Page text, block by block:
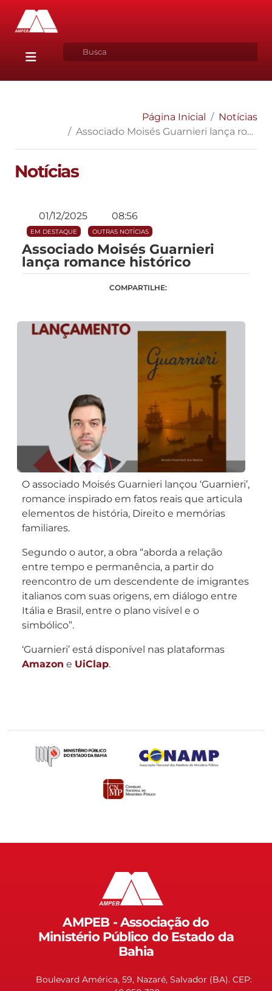
Página Inicial
Notícias
Associado Moisés Guarnieri lança romance histórico
Notícias
01/12/2025 08:56
EM DESTAQUE OUTRAS NOTÍCIAS
Associado Moisés Guarnieri
lança romance histórico
COMPARTILHE:
O associado Moisés Guarnieri lançou ‘Guarnieri’,
romance inspirado em fatos reais que articula
elementos de história, Direito e memórias
familiares.
Segundo o autor, a obra “aborda a relação
entre tempo e permanência, a partir do
reencontro de um descendente de imigrantes
italianos com suas origens, em diálogo entre
Itália e Brasil, entre o plano visível e o
simbólico”.
‘Guarnieri’ está disponível nas plataformas
Amazon e UiClap.
AMPEB - Associação do
Ministério Público do Estado da
Bahia
Boulevard América, 59, Nazaré, Salvador (BA). CEP: